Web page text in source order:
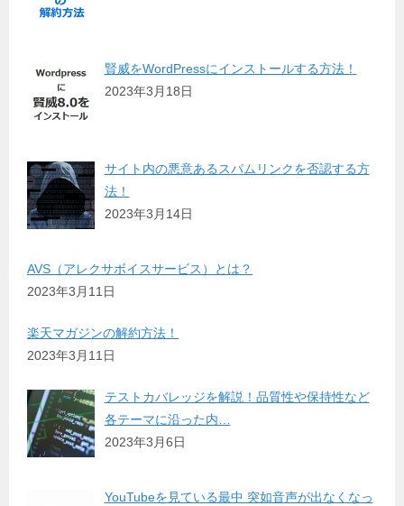
賢威をWordPressにインストールする方法！
2023年3月18日
サイト内の悪意あるスパムリンクを否認する方
法！
2023年3月14日
AVS（アレクサボイスサービス）とは？
2023年3月11日
楽天マガジンの解約方法！
2023年3月11日
テストカバレッジを解説！品質性や保持性など
各テーマに沿った内…
2023年3月6日
YouTubeを見ている最中 突如音声が出なくなっ